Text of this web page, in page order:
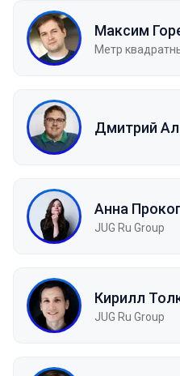
Максим
Метр
Дмитрий
Анна
JUG Ru Group
Кирилл
JUG Ru Group